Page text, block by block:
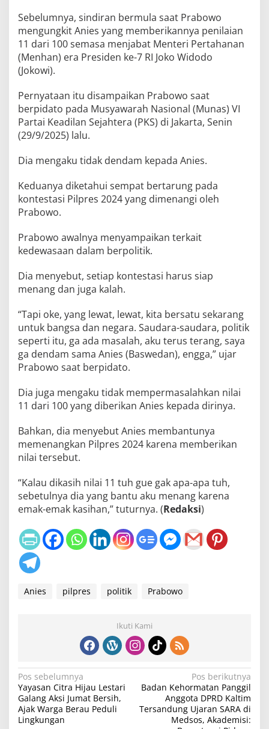
Sebelumnya, sindiran bermula saat Prabowo
mengungkit Anies yang memberikannya penilaian
11 dari 100 semasa menjabat Menteri Pertahanan
(Menhan) era Presiden ke-7 RI Joko Widodo
(Jokowi).
Pernyataan itu disampaikan Prabowo saat
berpidato pada Musyawarah Nasional (Munas) VI
Partai Keadilan Sejahtera (PKS) di Jakarta, Senin
(29/9/2025) lalu.
Dia mengaku tidak dendam kepada Anies.
Keduanya diketahui sempat bertarung pada
kontestasi Pilpres 2024 yang dimenangi oleh
Prabowo.
Prabowo awalnya menyampaikan terkait
kedewasaan dalam berpolitik.
Dia menyebut, setiap kontestasi harus siap
menang dan juga kalah.
“Tapi oke, yang lewat, lewat, kita bersatu sekarang
untuk bangsa dan negara. Saudara-saudara, politik
seperti itu, ga ada masalah, aku terus terang, saya
ga dendam sama Anies (Baswedan), engga,” ujar
Prabowo saat berpidato.
Dia juga mengaku tidak mempermasalahkan nilai
11 dari 100 yang diberikan Anies kepada dirinya.
Bahkan, dia menyebut Anies membantunya
memenangkan Pilpres 2024 karena memberikan
nilai tersebut.
“Kalau dikasih nilai 11 tuh gue gak apa-apa tuh,
sebetulnya dia yang bantu aku menang karena
emak-emak kasihan,” tuturnya. (Redaksi)
Anies pilpres politik Prabowo
Ikuti Kami
N
a
v
Pos sebelumnya
Yayasan Citra Hijau Lestari
Galang Aksi Jumat Bersih,
Ajak Warga Berau Peduli
Lingkungan
Pos berikutnya
Badan Kehormatan Panggil
Anggota DPRD Kaltim
Tersandung Ujaran SARA di
Medsos, Akademisi: